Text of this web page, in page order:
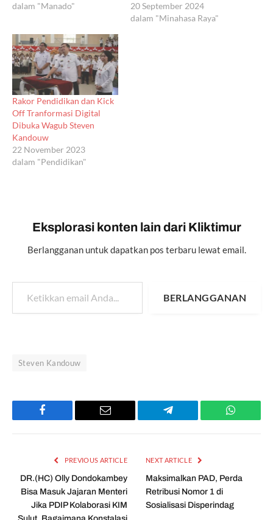
dalam "Manado"
20 September 2024
dalam "Minahasa Raya"
Rakor Pendidikan dan Kick
Off Tranformasi Digital
Dibuka Wagub Steven
Kandouw
22 November 2023
dalam "Pendidikan"
Eksplorasi konten lain dari Kliktimur
Berlangganan untuk dapatkan pos terbaru lewat email.
Ketikkan email Anda...
BERLANGGANAN
Steven Kandouw
Facebook Email Telegram
PREVIOUS ARTICLE
DR.(HC) Olly Dondokambey
Bisa Masuk Jajaran Menteri
Jika PDIP Kolaborasi KIM
NEXT ARTICLE
Maksimalkan PAD, Perda
Retribusi Nomor 1 di
Sosialisasi Disperindag